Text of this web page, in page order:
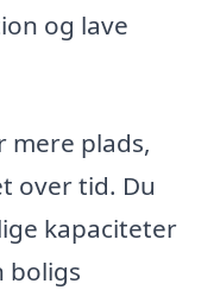
og lave
plads,
over tid. Du
kapaciteter
boligs